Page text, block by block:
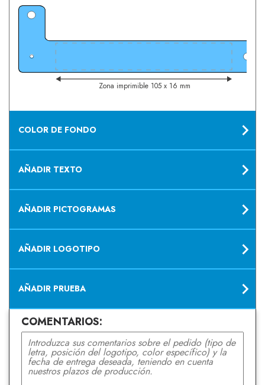
Zona imprimible 105 x 16 mm
COLOR DE FONDO
AÑADIR TEXTO
AÑADIR PICTOGRAMAS
AÑADIR LOGOTIPO
AÑADIR PRUEBA
COMENTARIOS: